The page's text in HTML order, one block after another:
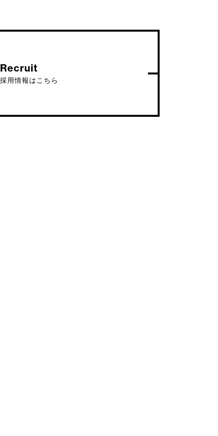
Recruit
採用情報はこちら